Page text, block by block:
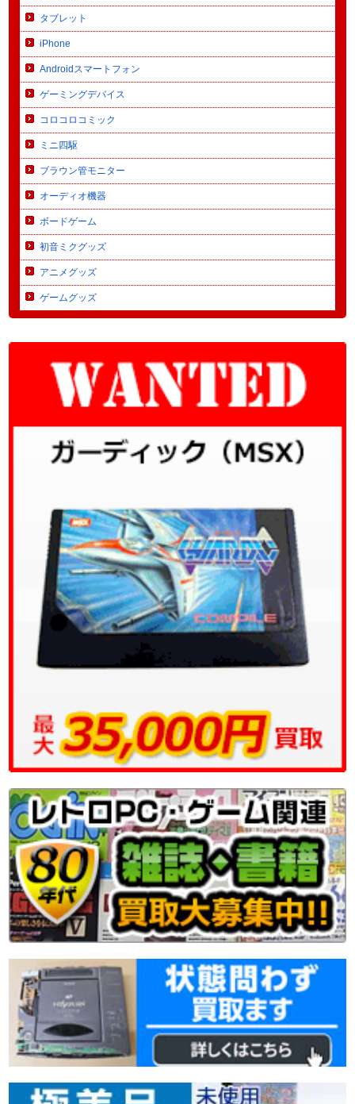
タブレット
iPhone
Androidスマートフォン
ゲーミングデバイス
コロコロコミック
ミニ四駆
ブラウン管モニター
オーディオ機器
ボードゲーム
初音ミクグッズ
アニメグッズ
ゲームグッズ